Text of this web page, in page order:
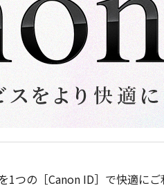
つの［Canon ID］で快適にご